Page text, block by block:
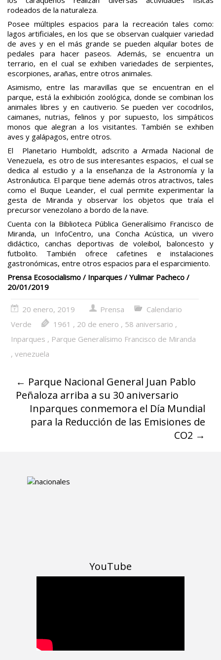
rodeados de la naturaleza.
Posee múltiples espacios para la recreación tales como:
lagos artificiales, en los que se observan cualquier variedad
de aves y en el más grande se pueden alquilar botes de
pedales para hacer paseos. Además, se encuentra un
terrario, en el cual se exhiben variedades de serpientes,
escorpiones, arañas, entre otros animales.
Asimismo, entre las maravillas que se encuentran en el
parque, está la exhibición zoológica, donde se combinan los
animales libres y en cautiverio. Se pueden ver cocodrilos,
caimanes, nutrias, felinos y por supuesto, los simpáticos
monos que alegran a los visitantes. También se exhiben
aves y galápagos, entre otros.
El Planetario Humboldt, adscrito a Armada Nacional de
Venezuela, es otro de sus interesantes espacios, el cual se
dedica al estudio y a la enseñanza de la Astronomía y la
Astronáutica. El parque tiene además otros atractivos, tales
como el Buque Leander, el cual permite experimentar la
gesta de Miranda y observar los objetos que traía el
precursor venezolano a bordo de la nave.
Cuenta con la Biblioteca Pública Generalísimo Francisco de
Miranda, un InfoCentro, una Concha Acústica, un vivero
didáctico, canchas deportivas de voleibol, baloncesto y
futbolito. También ofrece cafetines e instalaciones
gastronómicas, entre otros espacios para el esparcimiento.
Prensa Ecosocialismo / Inparques / Yulimar Pacheco /
20/01/2019
20 enero, 2019 Prensa
Calendario
Verde
1961 , 20 de enero , 58 aniversario ,
Inparques , Parque Generalísimo Francisco de Miranda
,venezuela
← Parque Nacional General Juan Pablo
Peñaloza arriba a su 30 aniversario
Inparques conmemora el Día Mundial
para la Reducción de las Emisiones de
CO2 →
YouTube